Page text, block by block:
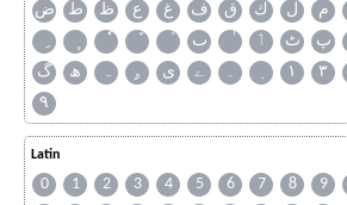
ض
ط ظ ع غ ف ق ك ل م
ٮ
ٲ ٹ پ
گ
ھ ہ ۄ ی ے ۔ ۱ ۳
۹
Latin
0 1 2 3 4 5 6 7 8 9